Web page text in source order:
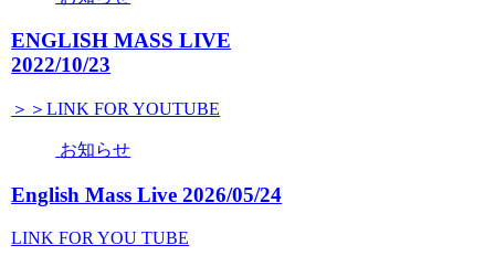
ENGLISH MASS LIVE
2022/10/23
＞＞LINK FOR YOUTUBE
お知らせ
English Mass Live 2026/05/24
LINK FOR YOU TUBE